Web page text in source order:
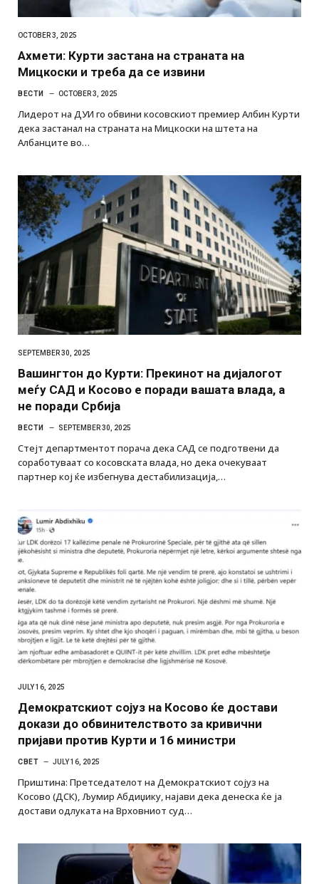
OCTOBER 3, 2025
Ахмети: Курти застана на страната на
Мицкоски и треба да се извини
ВЕСТИ OCTOBER 3, 2025
Лидерот на ДУИ го обвини косовскиот премиер Албин Курти
дека застанал на страната на Мицкоски на штета на
Албанците во…
SEPTEMBER 30, 2025
Вашингтон до Курти: Прекинот на дијалогот
меѓу САД и Косово е поради вашата влада, а
не поради Србија
ВЕСТИ SEPTEMBER 30, 2025
Стејт департментот порача дека САД се подготвени да
соработуваат со косовската влада, но дека очекуваат
партнер кој ќе избегнува дестабилизација,…
JULY 16, 2025
Демократскиот сојуз на Косово ќе достави
докази до обвинителството за кривични
пријави против Курти и 16 министри
СВЕТ JULY 16, 2025
Приштина: Претседателот на Демократскиот сојуз на
Косово (ДСК), Љумир Абдиџику, најави дека денеска ќе ја
достави одлуката на Врховниот суд…